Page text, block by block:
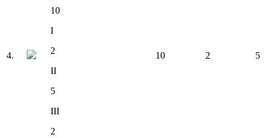
4.
10
I
2
II
5
III
2
10 2 5